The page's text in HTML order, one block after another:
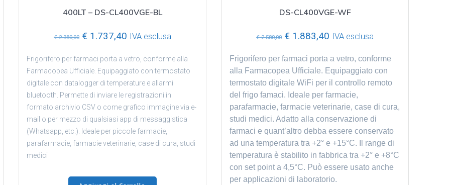
400LT – DS-CL400VGE-BL
€2.380,00 Il
originale
era:
€ 2.380,00.
€1.737,40Il
attuale
è:
€ 1.737,40.
IVA esclusa
Frigorifero per farmaci porta a vetro, conforme alla
Farmacopea Ufficiale. Equipaggiato con termostato
digitale con datalogger di temperature e allarmi
bluetooth. Permette di inviare le registrazioni in
formato archivio CSV o come grafico immagine via e-
mail o per mezzo di qualsiasi app di messaggistica
(Whatsapp, etc.). Ideale per piccole farmacie,
parafarmacie, farmacie veterinarie, case di cura, studi
medici
DS-CL400VGE-WF
€2.580,00 Il
originale
era:
€ 2.580,00.
€ 1.883,40 Il
attuale
è:
€ 1.883,40.
IVA esclusa
Frigorifero per farmaci porta a vetro, conforme
alla Farmacopea Ufficiale. Equipaggiato con
termostato digitale WiFi per il controllo remoto
del frigo famaci. Ideale per farmacie,
parafarmacie, farmacie veterinarie, case di cura,
studi medici. Adatto alla conservazione di
farmaci e quant’altro debba essere conservato
ad una temperatura tra +2° e +15°C. Il range di
temperatura è stabilito in fabbrica tra +2° e +8°C
con set point a 4,5°C. Può essere usato anche
per applicazioni di laboratorio.